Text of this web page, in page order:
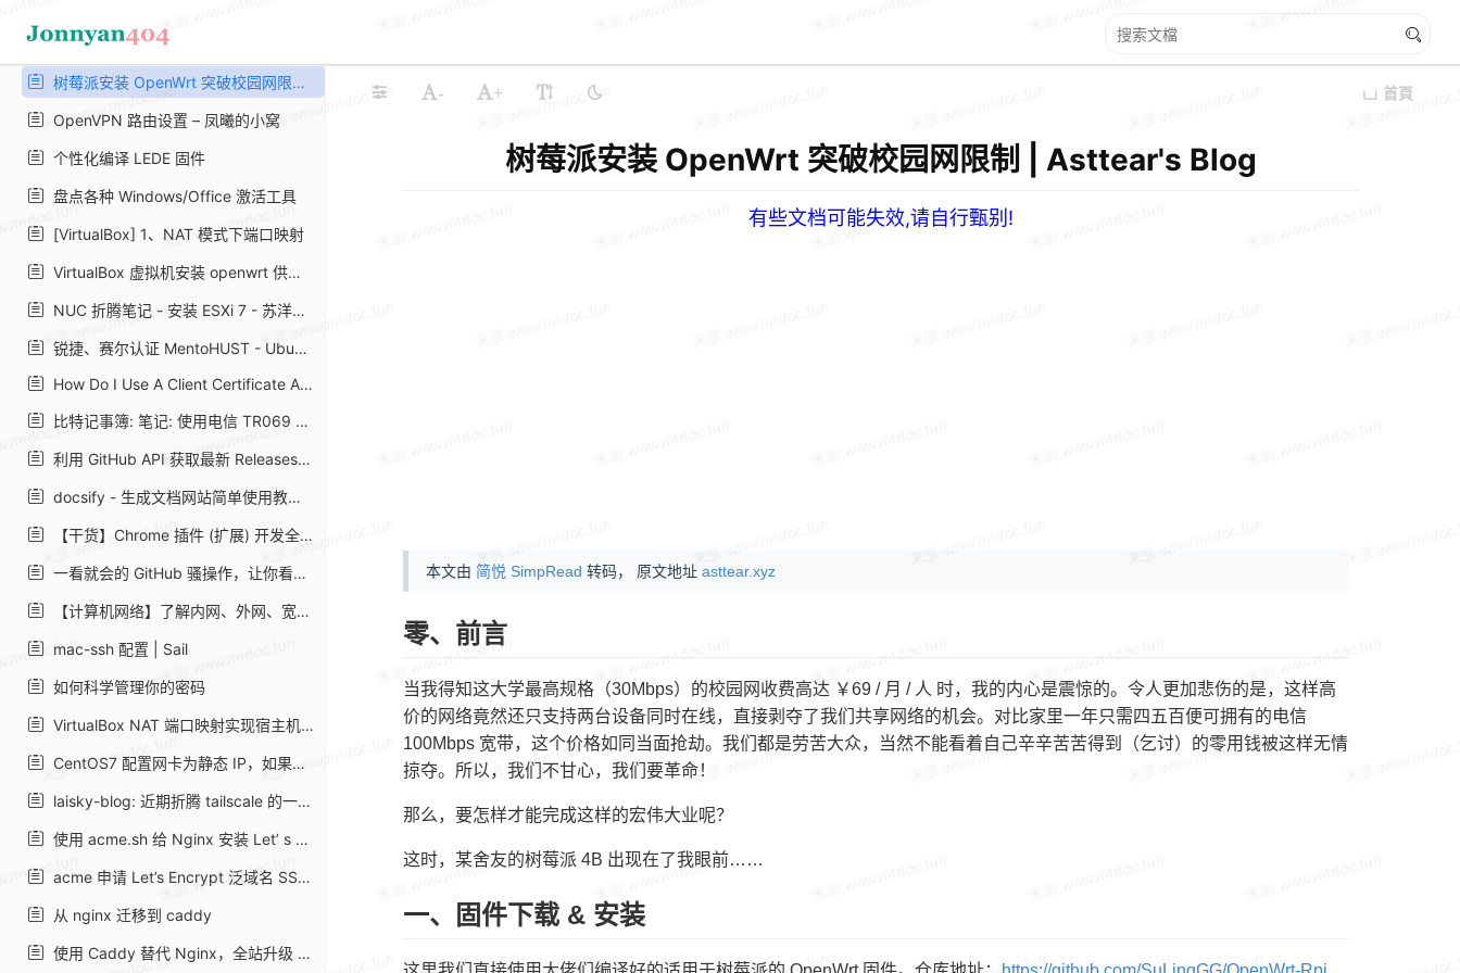
Caddy2 简明教程 - bleem
树莓派安装 OpenWrt 突破校园网限制 | Asttear's Blog
OpenVPN 路由设置 – 凤曦的小窝
个性化编译 LEDE 固件
盘点各种 Windows/Office 激活工具
[VirtualBox] 1、NAT 模式下端口映射
VirtualBox 虚拟机安装 openwrt 供本机使用
NUC 折腾笔记 - 安装 ESXi 7 - 苏洋博客
锐捷、赛尔认证 MentoHUST - Ubuntu 中文
How Do I Use A Client Certificate And Private Key From The IOS Keychain? | OpenVPN
比特记事簿: 笔记: 使用电信 TR069 内网架设 WireGuard 隧道异地组网
利用 GitHub API 获取最新 Releases 的版本号 | 这是只兔子
docsify - 生成文档网站简单使用教程 - SegmentFault 思否
【干货】Chrome 插件 (扩展) 开发全攻略 - 好记的博客
一看就会的 GitHub 骚操作，让你看上去像一位开源大佬
【计算机网络】了解内网、外网、宽带、带宽、流量、网速_墩墩分墩 - CSDN 博客
mac-ssh 配置 | Sail
如何科学管理你的密码
VirtualBox NAT 端口映射实现宿主机与虚拟机相互通信 | Shao Guoliang 的博客
CentOS7 配置网卡为静态 IP，如果你还学不会那真的没有办法了！
laisky-blog: 近期折腾 tailscale 的一些心得
使用 acme.sh 给 Nginx 安装 Let’ s Encrypt 提供的免费 SSL 证书 · Ruby China
acme 申请 Let’s Encrypt 泛域名 SSL 证书
从 nginx 迁移到 caddy
使用 Caddy 替代 Nginx，全站升级 https，配置更加简单 - Diamond-Blog
- + 首頁
树莓派安装 OpenWrt 突破校园网限制 | Asttear's Blog
有些文档可能失效,请自行甄别!
本文由 简悦 SimpRead 转码， 原文地址 asttear.xyz
零、前言
当我得知这大学最高规格（30Mbps）的校园网收费高达 ￥69 / 月 / 人 时，我的内心是震惊的。令人更加悲伤的是，这样高
价的网络竟然还只支持两台设备同时在线，直接剥夺了我们共享网络的机会。对比家里一年只需四五百便可拥有的电信
100Mbps 宽带，这个价格如同当面抢劫。我们都是劳苦大众，当然不能看着自己辛辛苦苦得到（乞讨）的零用钱被这样无情
掠夺。所以，我们不甘心，我们要革命！
那么，要怎样才能完成这样的宏伟大业呢？
这时，某舍友的树莓派 4B 出现在了我眼前……
一、固件下载 & 安装